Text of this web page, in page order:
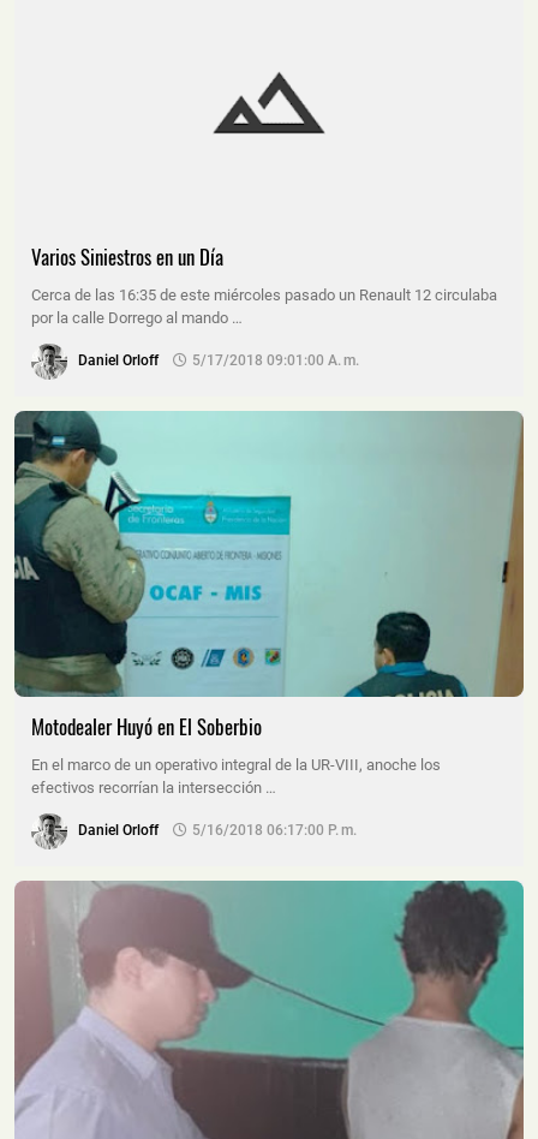
Varios Siniestros en un Día
Cerca de las 16:35 de este miércoles pasado un Renault 12 circulaba
por la calle Dorrego al mando …
Daniel Orloff 5/17/2018 09:01:00 A. M.
Motodealer Huyó en El Soberbio
En el marco de un operativo integral de la UR-VIII, anoche los
efectivos recorrían la intersección …
Daniel Orloff 5/16/2018 06:17:00 P. M.